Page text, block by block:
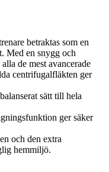
betraktas som en
Med en snygg och
de mest avancerade
centrifugalfläkten ger
sätt till hela
ger säker
och den extra
hemmiljö.